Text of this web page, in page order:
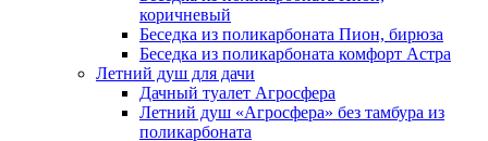
коричневый
Беседка из поликарбоната Пион, бирюза
Беседка из поликарбоната комфорт Астра
Летний душ для дачи
Дачный туалет Агросфера
Летний душ «Агросфера» без тамбура из
поликарбоната